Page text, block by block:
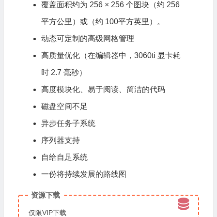
覆盖面积约为 256 × 256 个图块（约 256
平方公里）或（约 100平方英里）。
动态可定制的高级网格管理
高质量优化（在编辑器中，3060ti 显卡耗
时 2.7 毫秒）
高度模块化、易于阅读、简洁的代码
磁盘空间不足
异步任务子系统
序列器支持
自给自足系统
一份将持续发展的路线图
资源下载
仅限VIP下载